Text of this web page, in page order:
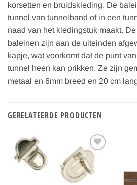
korsetten en bruidskleding. De
tunnel van tunnelband of in een
naad van het kledingstuk maakt.
baleinen zijn aan de uiteinden
kapje, wat voorkomt dat de punt
tunnel heen kan prikken. Ze zijn
metaal en 6mm breed en 20 cm
GERELATEERDE PRODUCTEN
Toevoegen
aan
verlanglijst